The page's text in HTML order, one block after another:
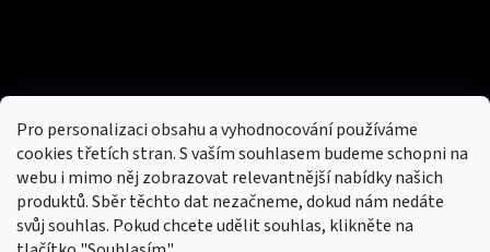
Pro personalizaci obsahu a vyhodnocování používáme
cookies třetích stran. S vaším souhlasem budeme schopni na
webu i mimo něj zobrazovat relevantnější nabídky našich
produktů. Sběr těchto dat nezačneme, dokud nám nedáte
svůj souhlas. Pokud chcete udělit souhlas, klikněte na